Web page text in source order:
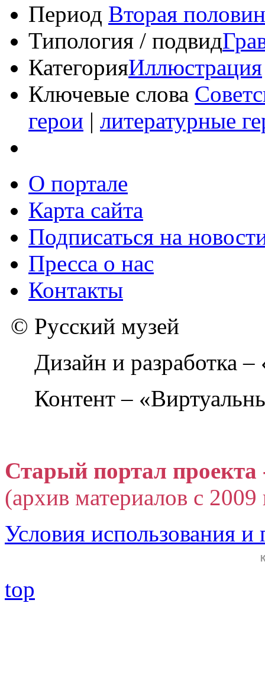
Период Вторая
Типология / подвид
КатегорияИллюстрация
Ключевые слова
герои | литературные
О портале
Карта сайта
Подписаться на
Пресса о нас
Контакты
© Русский музей
Дизайн и разработка
Контент –
Старый портал
(архив материалов с
Условия использования
top